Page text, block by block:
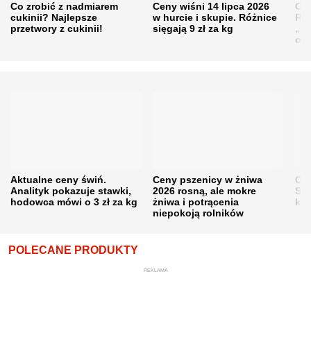
Co zrobić z nadmiarem
cukinii? Najlepsze
przetwory z cukinii!
Ceny wiśni 14 lipca 2026
w hurcie i skupie. Różnice
sięgają 9 zł za kg
Aktualne ceny świń.
Analityk pokazuje stawki,
hodowca mówi o 3 zł za kg
Ceny pszenicy w żniwa
2026 rosną, ale mokre
żniwa i potrącenia
niepokoją rolników
POLECANE PRODUKTY
REKLAMA